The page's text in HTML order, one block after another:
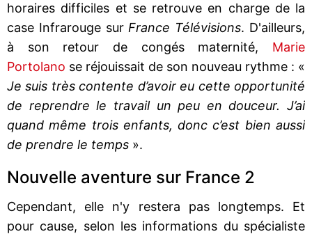
horaires difficiles et se retrouve en charge de la
case Infrarouge sur France Télévisions. D'ailleurs,
à son retour de congés maternité, Marie
Portolano se réjouissait de son nouveau rythme : «
Je suis très contente d’avoir eu cette opportunité
de reprendre le travail un peu en douceur. J’ai
quand même trois enfants, donc c’est bien aussi
de prendre le temps ».
Nouvelle aventure sur France 2
Cependant, elle n'y restera pas longtemps. Et
pour cause, selon les informations du spécialiste